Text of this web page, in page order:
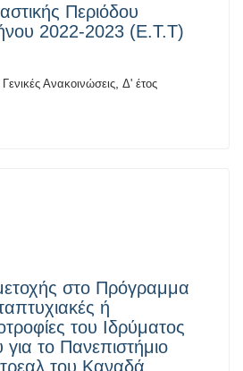
Περιόδου
2022-2023 (Ε.Τ.Τ)
Γενικές Ανακοινώσεις Δ' έτος
στο Πρόγραμμα
ή
του Ιδρύματος
το Πανεπιστήμιο
του Καναδά